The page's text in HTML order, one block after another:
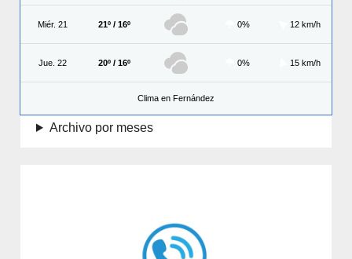
Miér. 21 21º / 16º 0% 12 km/h
Jue. 22 20º / 16º 0% 15 km/h
Clima en Fernández
Archivo por meses